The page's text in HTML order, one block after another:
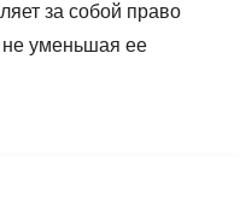
за собой право
не уменьшая ее